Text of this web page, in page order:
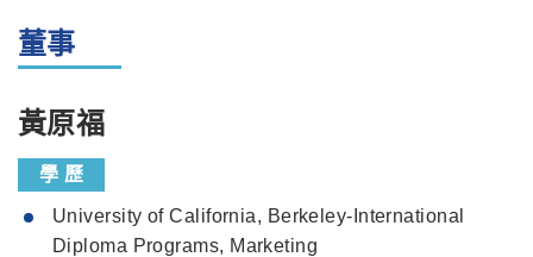
董事
黃原福
學 歷
University of California, Berkeley-International
Diploma Programs, Marketing